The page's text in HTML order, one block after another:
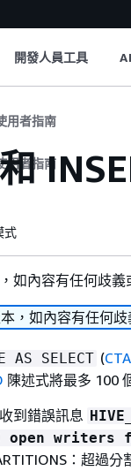
開發人員工具
用者指南
用者指南
式
如內容有任何歧
，如內容有任何
AS SELECT (
陳述式將最多 100
到錯誤訊息
open
：超過